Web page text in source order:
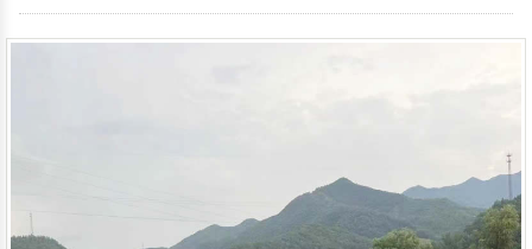
防眩网 铁艺护栏 铝艺护栏
围挡